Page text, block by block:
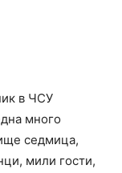
в ЧСУ
много
седмица,
мили гости,